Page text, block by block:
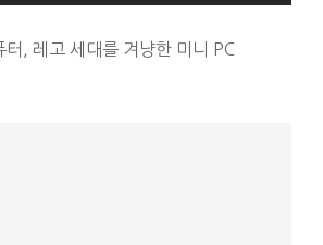
터, 레고 세대를 겨냥한 미니 PC